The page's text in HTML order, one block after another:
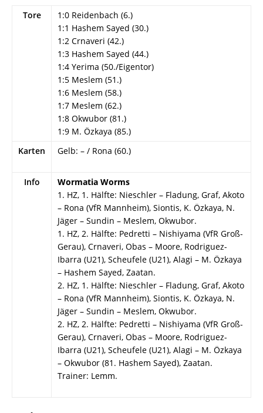
Tore
1:0 Reidenbach (6.)
1:1 Hashem Sayed (30.)
1:2 Crnaveri (42.)
1:3 Hashem Sayed (44.)
1:4 Yerima (50./Eigentor)
1:5 Meslem (51.)
1:6 Meslem (58.)
1:7 Meslem (62.)
1:8 Okwubor (81.)
1:9 M. Özkaya (85.)
Karten
Gelb: – / Rona (60.)
Info
Wormatia Worms
1. HZ, 1. Hälfte: Nieschler – Fladung, Graf, Akoto
– Rona (VfR Mannheim), Siontis, K. Özkaya, N.
Jäger – Sundin – Meslem, Okwubor.
1. HZ, 2. Hälfte: Pedretti – Nishiyama (VfR Groß-
Gerau), Crnaveri, Obas – Moore, Rodriguez-
Ibarra (U21), Scheufele (U21), Alagi – M. Özkaya
– Hashem Sayed, Zaatan.
2. HZ, 1. Hälfte: Nieschler – Fladung, Graf, Akoto
– Rona (VfR Mannheim), Siontis, K. Özkaya, N.
Jäger – Sundin – Meslem, Okwubor.
2. HZ, 2. Hälfte: Pedretti – Nishiyama (VfR Groß-
Gerau), Crnaveri, Obas – Moore, Rodriguez-
Ibarra (U21), Scheufele (U21), Alagi – M. Özkaya
– Okwubor (81. Hashem Sayed), Zaatan.
Trainer: Lemm.